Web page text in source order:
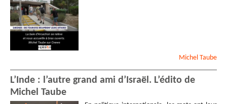
Michel Taube
L’Inde : l’autre grand ami d’Israël. L’édito de
Michel Taube